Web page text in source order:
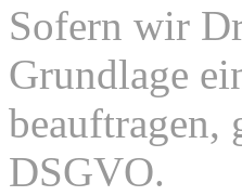
Sofern wir
Grundlage
beauftragen,
DSGVO.